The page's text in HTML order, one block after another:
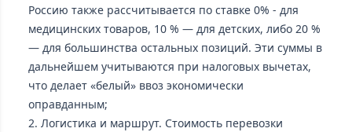
Россию также рассчитывается по ставке 0% - для
медицинских товаров, 10 % — для детских, либо 20 %
— для большинства остальных позиций. Эти суммы в
дальнейшем учитываются при налоговых вычетах,
что делает «белый» ввоз экономически
оправданным;
2. Логистика и маршрут. Стоимость перевозки